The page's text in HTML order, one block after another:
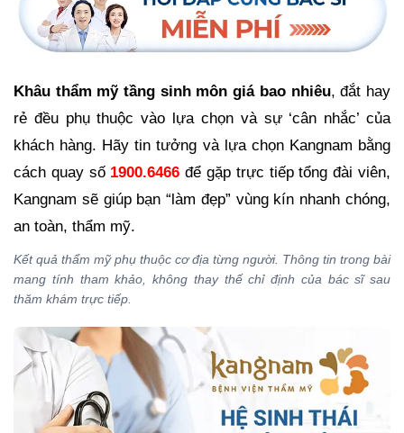
Khâu thẩm mỹ tầng sinh môn giá bao nhiêu, đắt hay
rẻ đều phụ thuộc vào lựa chọn và sự ‘cân nhắc’ của
khách hàng. Hãy tin tưởng và lựa chọn Kangnam bằng
cách quay số 1900.6466 để gặp trực tiếp tổng đài viên,
Kangnam sẽ giúp bạn “làm đẹp” vùng kín nhanh chóng,
an toàn, thẩm mỹ.
Kết quả thẩm mỹ phụ thuộc cơ địa từng người. Thông tin trong bài
mang tính tham khảo, không thay thế chỉ định của bác sĩ sau
thăm khám trực tiếp.